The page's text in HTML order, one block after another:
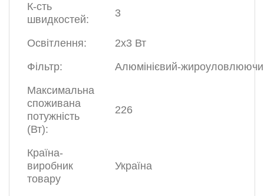
К-сть
швидкостей:
3
Освітлення:
2х3 Вт
Фільтр:
Алюмінієвий-
Максимальна
споживана
потужність
(Вт):
226
Країна-
виробник
товару
Україна